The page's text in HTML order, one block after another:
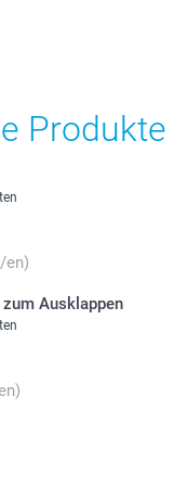
120 g
sich in
Produkte
en)
Ausklappen